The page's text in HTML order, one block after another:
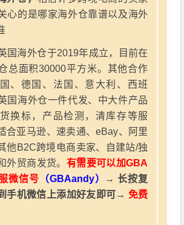
心的是哪家海外仓靠谱以及海外
国海外仓于2019年成立，目前在
总面积30000平方米。其他合作
、德国、法国、意大利、西班
国海外仓一件代发、中大件产品
换标，产品检测，清库存等服
合亚马逊、速卖通、eBay、阿里
他B2C跨境电商卖家、自建站/独
外贸商发货。 有需要可以加GBA
微信号 （GBAandy）
→ 长按复
手机微信上添加好友即可→ 免费